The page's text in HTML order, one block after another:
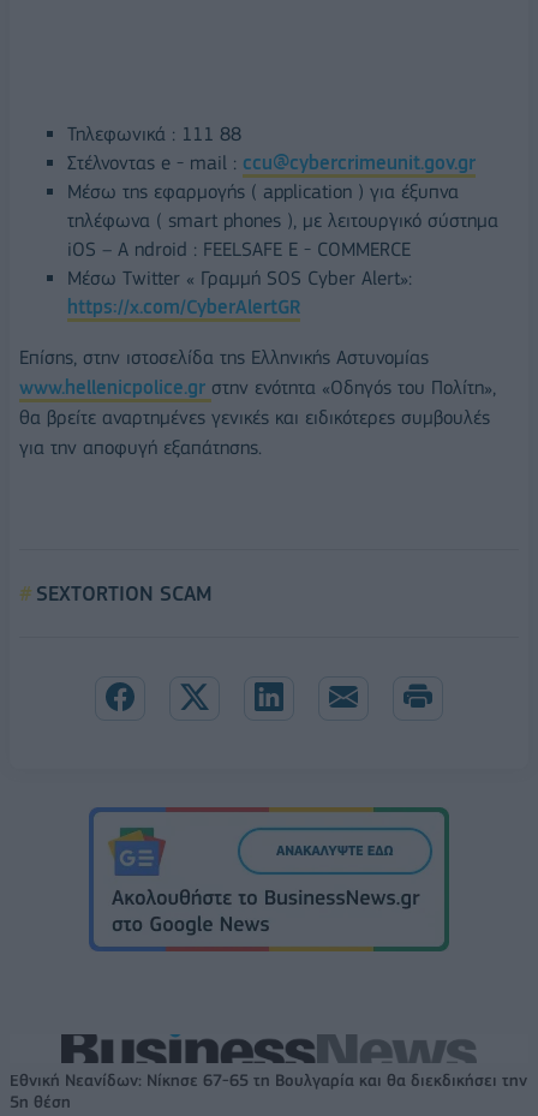
Τηλεφωνικά : 111 88
Στέλνοντας e - mail : ccu@cybercrimeunit.gov.gr
Μέσω της εφαρμογής ( application ) για έξυπνα
τηλέφωνα ( smart phones ), με λειτουργικό σύστημα
iOS – Α ndroid : FEELSAFE E - COMMERCE
Μέσω Twitter « Γραμμή SOS Cyber Alert»:
https://x.com/CyberAlertGR
Επίσης, στην ιστοσελίδα της Ελληνικής Αστυνομίας
www.hellenicpolice.gr στην ενότητα «Οδηγός του Πολίτη»,
θα βρείτε αναρτημένες γενικές και ειδικότερες συμβουλές
για την αποφυγή εξαπάτησης.
SEXTORTION SCAM
Εθνική Νεανίδων: Νίκησε 67-65 τη Βουλγαρία και θα διεκδικήσει την
5η θέση